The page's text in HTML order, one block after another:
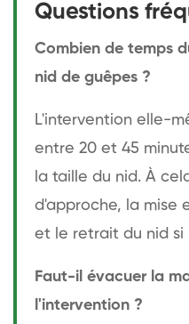
Questions
Combien de temps
nid de guêpes ?
L'intervention elle-
entre 20 et 45
la taille du nid. À
d'approche, la mise
et le retrait du nid si
Faut-il évacuer la
l'intervention ?